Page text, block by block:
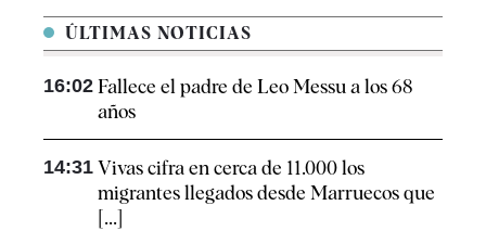
ÚLTIMAS NOTICIAS
16:02 Fallece el padre de Leo Messu a los 68
años
14:31 Vivas cifra en cerca de 11.000 los
migrantes llegados desde Marruecos que
[...]